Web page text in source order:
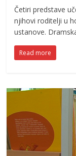
Četiri predstave
njihovi roditelji u
ustanove.
Read more